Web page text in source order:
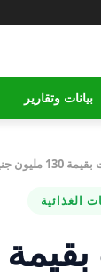
بيانات وتقارير
جديدة في 2024
الغذائية